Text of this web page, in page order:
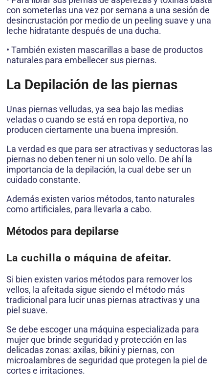
con someterlas una vez por semana a una sesión de
desincrustación por medio de un peeling suave y una
leche hidratante después de una ducha.
• También existen mascarillas a base de productos
naturales para embellecer sus piernas.
La Depilación de las piernas
Unas piernas velludas, ya sea bajo las medias
veladas o cuando se está en ropa deportiva, no
producen ciertamente una buena impresión.
La verdad es que para ser atractivas y seductoras las
piernas no deben tener ni un solo vello. De ahí la
importancia de la depilación, la cual debe ser un
cuidado constante.
Además existen varios métodos, tanto naturales
como artificiales, para llevarla a cabo.
Métodos para depilarse
La cuchilla o máquina de afeitar.
Si bien existen varios métodos para remover los
vellos, la afeitada sigue siendo el método más
tradicional para lucir unas piernas atractivas y una
piel suave.
Se debe escoger una máquina especializada para
mujer que brinde seguridad y protección en las
delicadas zonas: axilas, bikini y piernas, con
microalambres de seguridad que protegen la piel de
cortes e irritaciones.